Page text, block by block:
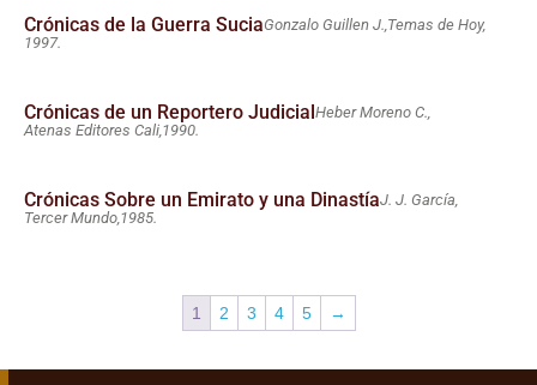
Crónicas de la Guerra SuciaGonzalo Guillen J., Temas de Hoy,
1997.
Crónicas de un Reportero Judicial Heber Moreno C.,
Atenas Editores Cali,1990.
Crónicas Sobre un Emirato y una DinastíaJ. J. García,
Tercer Mundo,1985.
1 2 3 4 5 →